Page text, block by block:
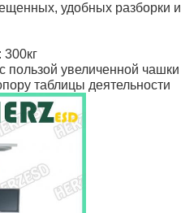
удобных разборки и
300кг
пользой увеличенной чашки
таблицы деятельности